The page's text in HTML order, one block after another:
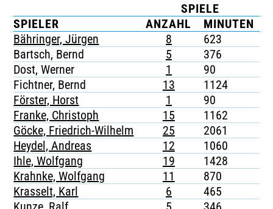
TICKETING
SPIELE
SPIELER
ANZAHL MINUTEN
Bähringer, Jürgen
8 623
Bartsch, Bernd
5 376
Dost, Werner
1 90
Fichtner, Bernd
13 1124
Förster, Horst
1 90
Franke, Christoph
15 1162
Göcke, Friedrich-Wilhelm
25 2061
Heydel, Andreas
12 1060
Ihle, Wolfgang
19 1428
Krahnke, Wolfgang
11 870
Krasselt, Karl
6 465